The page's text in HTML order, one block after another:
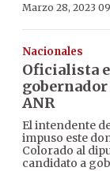
Marzo 28, 2023
Nacionales
Oficialista
ANR
El intendente
impuso este
Colorado al
candidato a